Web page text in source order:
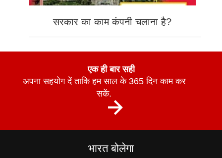
सरकार का काम कंपनी चलाना है?
एक ही बार सही
अपना सहयोग दें ताकि हम साल के 365 दिन काम कर
सकें.
भारत बोलेगा